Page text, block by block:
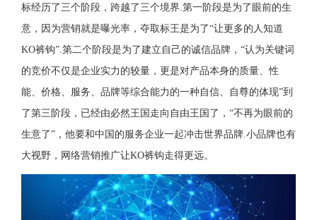
标经历了三个阶段，跨越了三个境界.第一阶段是为了眼前的生
意，因为营销就是曝光率，夺取标王是为了“让更多的人知道
KO裤钩”.第二个阶段是为了建立自己的诚信品牌，“认为关键词
的竞价不仅是企业实力的较量，更是对产品本身的质量、性
能、价格、服务、品牌等综合能力的一种自信、自尊的体现”到
了第三阶段，已经由必然王国走向自由王国了，“不再为眼前的
生意了”，他要和中国的服务企业一起冲击世界品牌.小品牌也有
大视野，网络营销推广让KO裤钩走得更远。